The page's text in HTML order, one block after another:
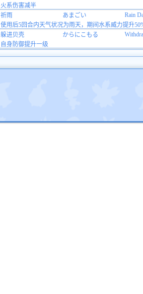
火系伤害减半
祈雨
あまごい
Rain
使用后5回合内天气状况为雨天，期间水系威力提升
躲进贝壳
からにこもる
自身防御提升一级